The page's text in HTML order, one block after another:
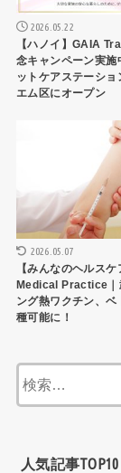
2026.05.22
【ハノイ】GAIA
念キャンペーン実施
ットケアステーショ
エム区にオープン
2026.05.07
【みんなのヘルス
Medical Practice｜
ング熱ワクチン、ベ
種可能に！
人気記事